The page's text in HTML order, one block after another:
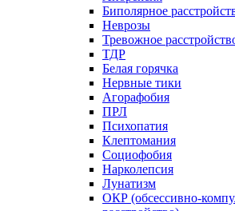
Биполярное
Неврозы
Тревожное
ТДР
Белая горячка
Нервные тики
Агорафобия
ПРЛ
Психопатия
Клептомания
Социофобия
Нарколепсия
Лунатизм
ОКР (обсессивно-